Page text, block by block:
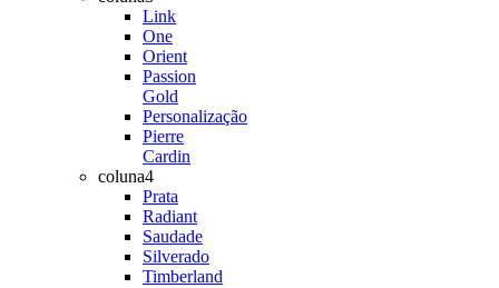
Link
One
Orient
Passion
Gold
Personalização
Pierre
Cardin
coluna4
Prata
Radiant
Saudade
Silverado
Timberland